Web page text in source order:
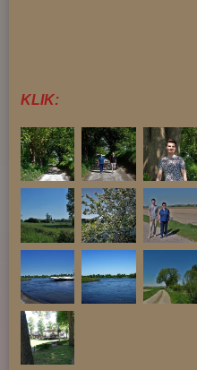
KLIK: